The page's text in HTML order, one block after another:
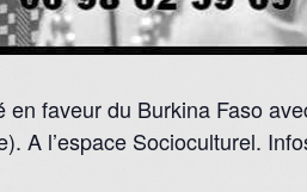
en faveur du Burkina Faso
A l’espace Socioculturel.